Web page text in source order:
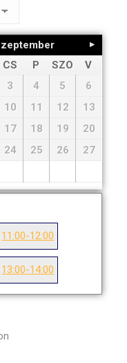
CS P SZO
V
3 4 5
6
10 11 12
13
17 18 19
20
24 25 26
27
11:00-12:00
13:00-14:00